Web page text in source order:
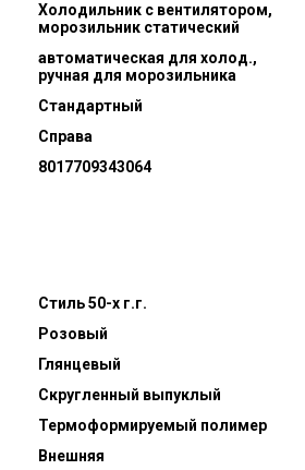
Холодильник с вентилятором,
морозильник статический
автоматическая для холод.,
ручная для морозильника
Стандартный
Справа
8017709343064
Стиль 50-х г.г.
Розовый
Глянцевый
Скругленный выпуклый
Термоформируемый полимер
Внешняя